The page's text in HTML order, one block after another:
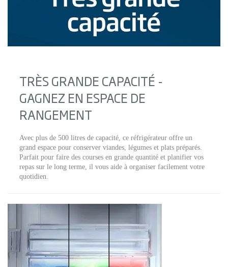
TRÈS GRANDE CAPACITÉ -
GAGNEZ EN ESPACE DE
RANGEMENT
Avec plus de 500 litres de capacité, ce réfrigérateur offre un
grand espace pour conserver viandes, légumes et plats préparés.
Parfait pour faire des courses en grande quantité et planifier vos
repas sur le long terme, il vous aide à organiser facilement votre
quotidien.